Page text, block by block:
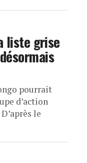
liste grise
pourrait
d’action
le